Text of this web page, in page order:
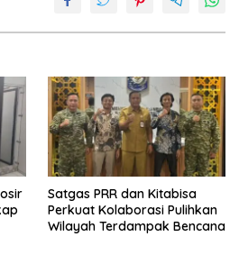
Satgas PRR dan Kitabisa
Perkuat Kolaborasi Pulihkan
Wilayah Terdampak Bencana